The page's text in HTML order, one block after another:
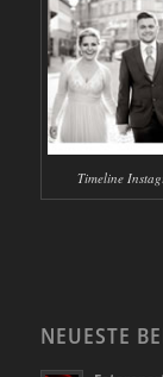
Timeline
NEUESTE